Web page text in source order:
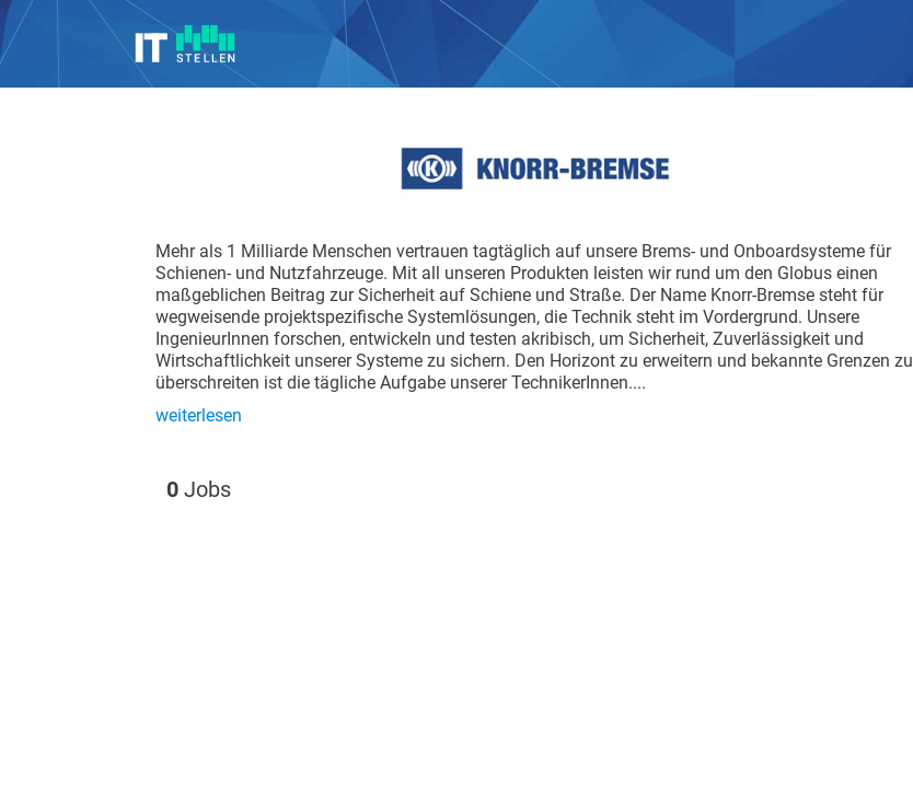
Mehr als 1 Milliarde Menschen vertrauen tagtäglich auf unsere Brems- und Onboardsysteme für
Schienen- und Nutzfahrzeuge. Mit all unseren Produkten leisten wir rund um den Globus einen
maßgeblichen Beitrag zur Sicherheit auf Schiene und Straße. Der Name Knorr-Bremse steht für
wegweisende projektspezifische Systemlösungen, die Technik steht im Vordergrund. Unsere
IngenieurInnen forschen, entwickeln und testen akribisch, um Sicherheit, Zuverlässigkeit und
Wirtschaftlichkeit unserer Systeme zu sichern. Den Horizont zu erweitern und bekannte Grenzen zu
überschreiten ist die tägliche Aufgabe unserer TechnikerInnen....
weiterlesen
0 Jobs